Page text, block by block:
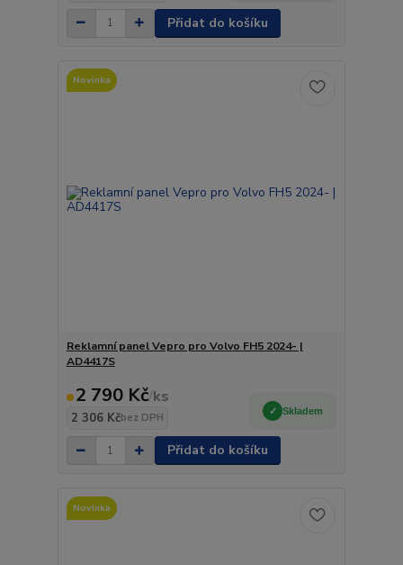
Přidat do košíku
Novinka
Reklamní panel Vepro pro Volvo FH5 2024- |
AD4417S
2 790 Kč/ks
2 306 Kčbez DPH
Skladem
Přidat do košíku
Novinka